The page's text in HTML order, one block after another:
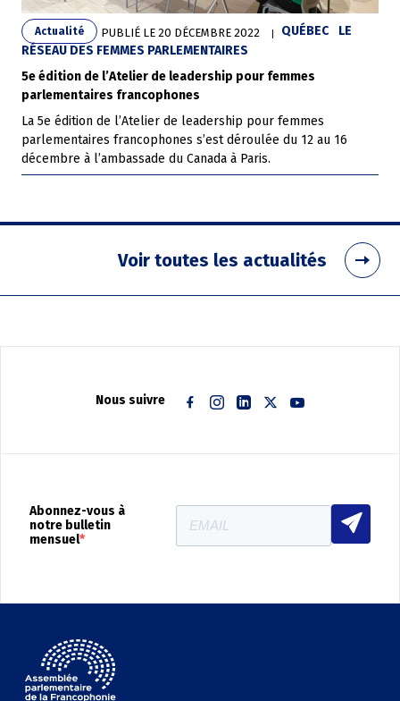
Actualité PUBLIÉ LE 20 DÉCEMBRE 2022 QUÉBEC
LE
RÉSEAU DES FEMMES PARLEMENTAIRES
5e édition de l’Atelier de leadership pour femmes
parlementaires francophones
La 5e édition de l’Atelier de leadership pour femmes
parlementaires francophones s’est déroulée du 12 au 16
décembre à l’ambassade du Canada à Paris.
Voir toutes les actualités
Nous suivre
Abonnez-vous à
notre bulletin
mensuel